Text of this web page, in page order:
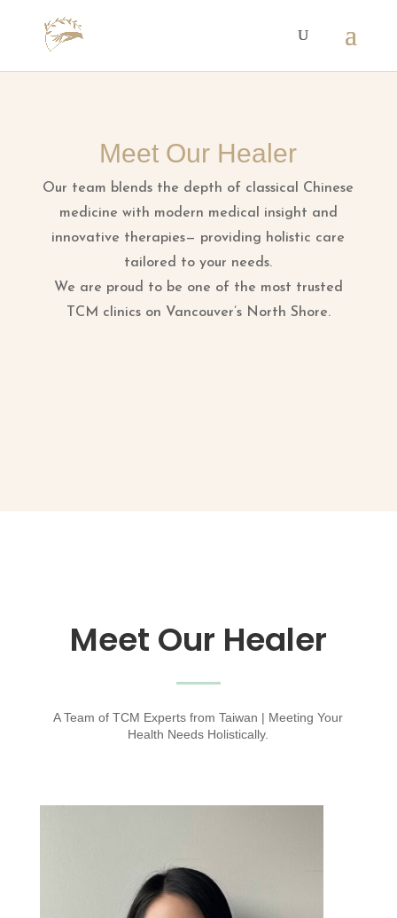
Meet Our Healer
Our team blends the depth of classical Chinese
medicine with modern medical insight and
innovative therapies— providing holistic care
tailored to your needs.
We are proud to be one of the most trusted
TCM clinics on Vancouver’s North Shore.
Meet Our Healer
A Team of TCM Experts from Taiwan | Meeting Your
Health Needs Holistically.